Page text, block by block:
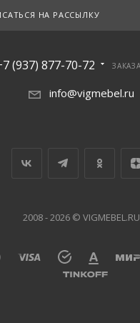
НА РАССЫЛКУ
(937) 877-70-72
info@vigmebel.ru
2008 - 2026 © VIGMEBEL.RU